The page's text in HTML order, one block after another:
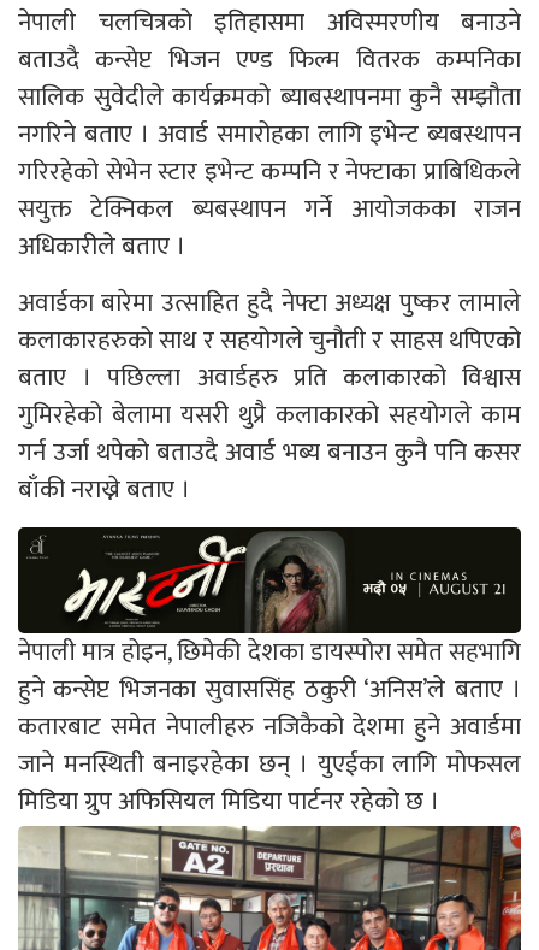
नेपाली चलचित्रको इतिहासमा अविस्मरणीय बनाउने
बताउदै कन्सेप्ट भिजन एण्ड फिल्म वितरक कम्पनिका
सालिक सुवेदीले कार्यक्रमको ब्याबस्थापनमा कुनै सम्झौता
नगरिने बताए । अवार्ड समारोहका लागि इभेन्ट ब्यबस्थापन
गरिरहेको सेभेन स्टार इभेन्ट कम्पनि र नेफ्टाका प्राबिधिकले
सयुक्त टेक्निकल ब्यबस्थापन गर्ने आयोजकका राजन
अधिकारीले बताए ।
अवार्डका बारेमा उत्साहित हुदै नेफ्टा अध्यक्ष पुष्कर लामाले
कलाकारहरुको साथ र सहयोगले चुनौती र साहस थपिएको
बताए । पछिल्ला अवार्डहरु प्रति कलाकारको विश्वास
गुमिरहेको बेलामा यसरी थुप्रै कलाकारको सहयोगले काम
गर्न उर्जा थपेको बताउदै अवार्ड भब्य बनाउन कुनै पनि कसर
बाँकी नराख्ने बताए ।
नेपाली मात्र होइन, छिमेकी देशका डायस्पोरा समेत सहभागि
हुने कन्सेप्ट भिजनका सुवाससिंह ठकुरी ‘अनिस’ले बताए ।
कतारबाट समेत नेपालीहरु नजिकैको देशमा हुने अवार्डमा
जाने मनस्थिती बनाइरहेका छन् । युएईका लागि मोफसल
मिडिया ग्रुप अफिसियल मिडिया पार्टनर रहेको छ ।